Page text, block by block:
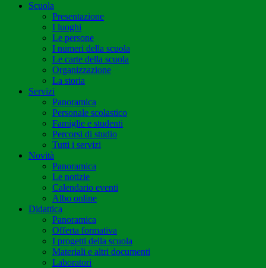
Scuola
Presentazione
I luoghi
Le persone
I numeri della scuola
Le carte della scuola
Organizzazione
La storia
Servizi
Panoramica
Personale scolastico
Famiglie e studenti
Percorsi di studio
Tutti i servizi
Novità
Panoramica
Le notizie
Calendario eventi
Albo online
Didattica
Panoramica
Offerta formativa
I progetti della scuola
Materiali e altri documenti
Laboratori